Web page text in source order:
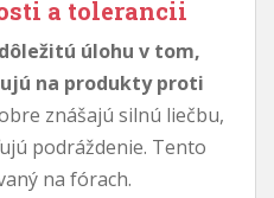
a tolerancii
úlohu v tom,
na produkty proti
znášajú silnú liečbu,
podráždenie. Tento
na fórach.